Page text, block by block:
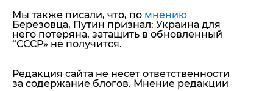
Мы также писали, что, по мнению
Березовца, Путин признал: Украина для
него потеряна, затащить в обновленный
“СССР» не получится.
Редакция сайта не несет ответственности
за содержание блогов. Мнение редакции